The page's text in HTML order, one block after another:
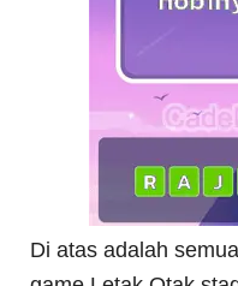
Di atas adalah